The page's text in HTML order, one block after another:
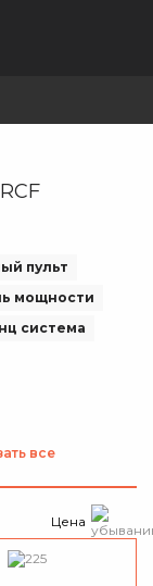
пульт
мощности
система
все
Цена